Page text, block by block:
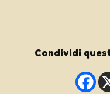
Condividi